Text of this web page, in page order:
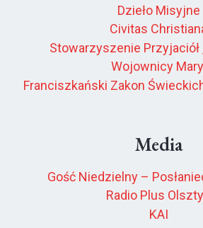
Dzieło Misyjne
Civitas
Stowarzyszenie Przyjaciół
Wojownicy
Franciszkański Zakon
Media
Gość Niedzielny –
Radio Plus
KAI